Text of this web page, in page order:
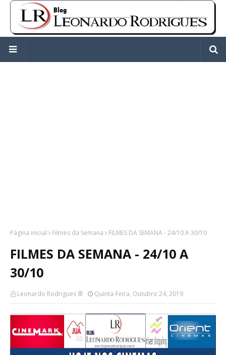
Página inicial Filmes da Semana FILMES DA SEMANA - 24/10 A 30/10
FILMES DA SEMANA - 24/10 A
30/10
Leonardo Rodrigues ® Quinta-Feira, Outubro 24, 2019